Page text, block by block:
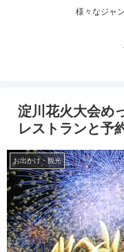
様々なジャ
淀川花火大会め
レストランと予
お出かけ・観光